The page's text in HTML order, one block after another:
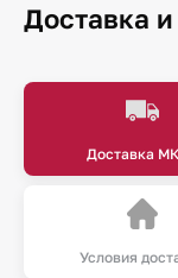
Доставка
Доставка
Условия